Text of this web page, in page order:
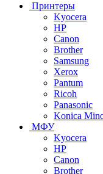
Принтеры
Kyocera
HP
Canon
Brother
Samsung
Xerox
Pantum
Ricoh
Panasonic
Konica
МФУ
Kyocera
HP
Canon
Brother